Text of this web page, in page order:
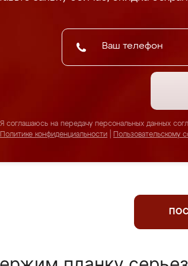
Я соглашаюсь на передачу персональных данных
Политике конфиденциальности
Пользовательскому